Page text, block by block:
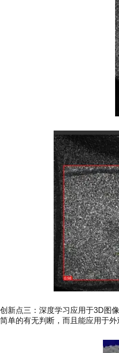
创新点三：深度学习应用于3D图
简单的有无判断，而且能应用于